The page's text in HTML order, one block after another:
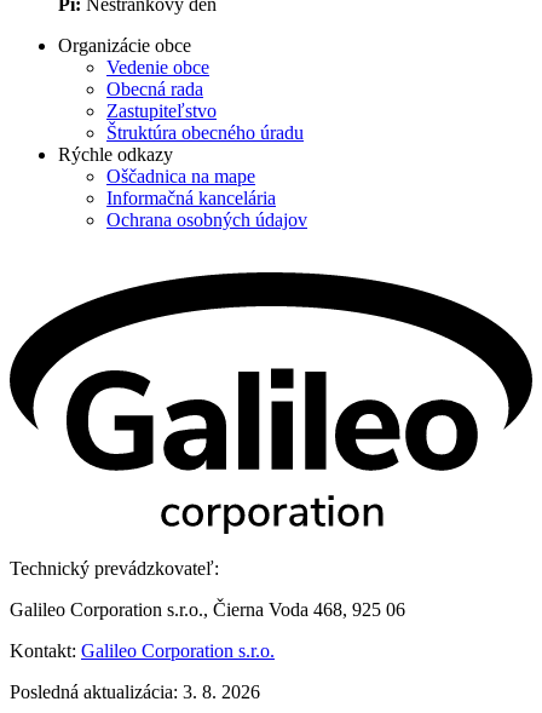
Organizácie obce
Vedenie obce
Obecná rada
Zastupiteľstvo
Štruktúra obecného úradu
Rýchle odkazy
Oščadnica na mape
Informačná kancelária
Ochrana osobných údajov
Technický prevádzkovateľ:
Galileo Corporation s.r.o., Čierna Voda 468, 925 06
Kontakt: Galileo Corporation s.r.o.
Posledná aktualizácia: 3. 8. 2026